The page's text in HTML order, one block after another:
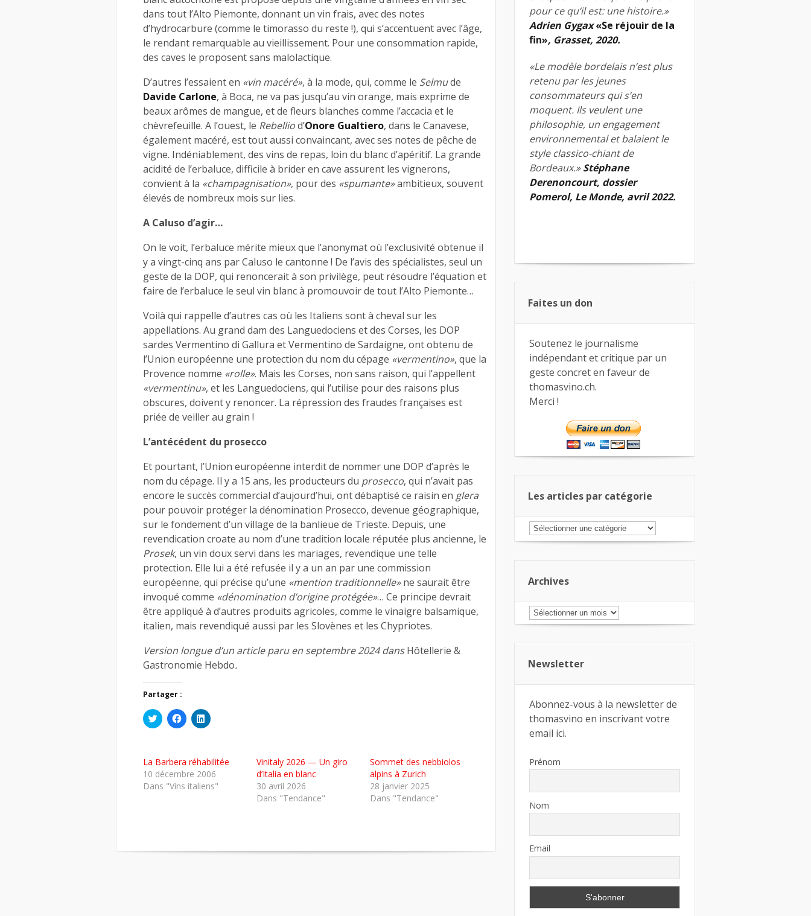
dans tout l’Alto Piemonte, donnant un vin frais, avec des notes
d’hydrocarbure (comme le timorasso du reste !), qui s’accentuent avec l’âge,
le rendant remarquable au vieillissement. Pour une consommation rapide,
des caves le proposent sans malolactique.
D’autres l’essaient en «vin macéré», à la mode, qui, comme le Selmude
Davide Carlone, à Boca, ne va pas jusqu’au vin orange, mais exprime de
beaux arômes de mangue, et de fleurs blanches comme l’accacia et le
chèvrefeuille. A l’ouest, le Rebelliod’Onore Gualtiero, dans le Canavese,
également macéré, est tout aussi convaincant, avec ses notes de pêche de
vigne. Indéniablement, des vins de repas, loin du blanc d’apéritif. La grande
acidité de l’erbaluce, difficile à brider en cave assurent les vignerons,
convient à la «champagnisation», pour des «spumante»ambitieux, souvent
élevés de nombreux mois sur lies.
A Caluso d’agir…
On le voit, l’erbaluce mérite mieux que l’anonymat où l’exclusivité obtenue il
y a vingt-cinq ans par Caluso le cantonne ! De l’avis des spécialistes, seul un
geste de la DOP, qui renoncerait à son privilège, peut résoudre l’équation et
faire de l’erbaluce le seul vin blanc à promouvoir de tout l’Alto Piemonte…
Voilà qui rappelle d’autres cas où les Italiens sont à cheval sur les
appellations. Au grand dam des Languedociens et des Corses, les DOP
sardes Vermentino di Gallura et Vermentino de Sardaigne, ont obtenu de
l’Union européenne une protection du nom du cépage «vermentino», que la
Provence nomme «rolle». Mais les Corses, non sans raison, qui l’appellent
«vermentinu», et les Languedociens, qui l’utilise pour des raisons plus
obscures, doivent y renoncer. La répression des fraudes françaises est
priée de veiller au grain !
L’antécédent du prosecco
Et pourtant, l’Union européenne interdit de nommer une DOP d’après le
nom du cépage. Il y a 15 ans, les producteurs du prosecco, qui n’avait pas
encore le succès commercial d’aujourd’hui, ont débaptisé ce raisin en glera
pour pouvoir protéger la dénomination Prosecco, devenue géographique,
sur le fondement d’un village de la banlieue de Trieste. Depuis, une
revendication croate au nom d’une tradition locale réputée plus ancienne, le
Prosek, un vin doux servi dans les mariages, revendique une telle
protection. Elle lui a été refusée il y a un an par une commission
européenne, qui précise qu’une «mention traditionnelle»ne saurait être
invoqué comme «dénomination d’origine protégée»… Ce principe devrait
être appliqué à d’autres produits agricoles, comme le vinaigre balsamique,
italien, mais revendiqué aussi par les Slovènes et les Chypriotes.
Version longue d’un article paru en septembre 2024 dansHôtellerie &
Gastronomie Hebdo.
Partager :
Cliquez
pour
dans
une
nouvelle
fenêtre)
Cliquez
pour
dans
une
nouvelle
fenêtre)
Cliquez
pour
dans
une
nouvelle
fenêtre)
La Barbera réhabilitée
10 décembre 2006
Dans "Vins italiens"
Vinitaly 2026 — Un giro
d’Italia en blanc
30 avril 2026
Dans "Tendance"
Sommet des nebbiolos
alpins à Zurich
28 janvier 2025
Dans "Tendance"
pour ce qu’il est: une histoire.»
Adrien Gygax«Se réjouir de la
fin», Grasset, 2020.
«Le modèle bordelais n’est plus
retenu par les jeunes
consommateurs qui s’en
moquent. Ils veulent une
philosophie, un engagement
environnemental et balaient le
style classico-chiant de
Bordeaux.»Stéphane
Derenoncourt, dossier
Pomerol, Le Monde, avril 2022.
Faites un don
Soutenez le journalisme
indépendant et critique par un
geste concret en faveur de
thomasvino.ch.
Merci !
Les articles par catégorie
Les
articles
Archives
Archives
Newsletter
Abonnez-vous à la newsletter de
thomasvino en inscrivant votre
email ici.
Prénom
Nom
Email